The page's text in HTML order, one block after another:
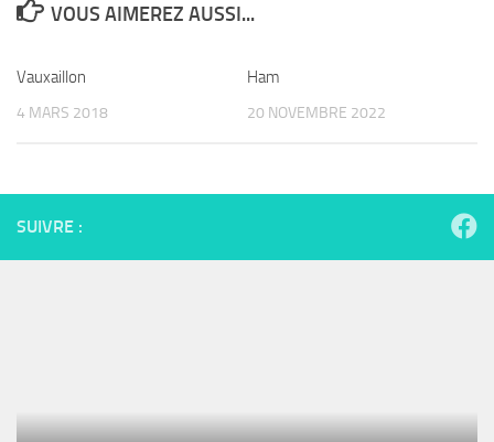
VOUS AIMEREZ AUSSI...
Vauxaillon
4 MARS 2018
Ham
20 NOVEMBRE 2022
SUIVRE :